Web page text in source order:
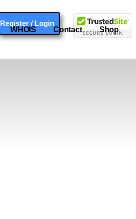
WHOIS Contact Shop
Register / Login